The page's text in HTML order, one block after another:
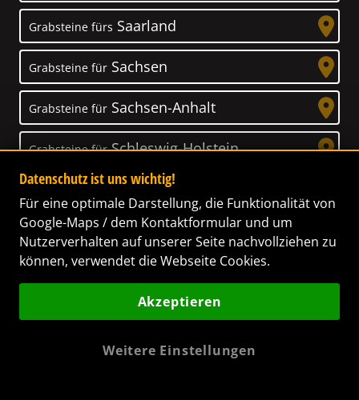
Grabsteine fürs Saarland
Grabsteine für Sachsen
Grabsteine für Sachsen-Anhalt
Grabsteine fürSchleswig-Holstein
Thüringen
es uns zur Aufgabe gemacht, Ihnen dabei zu
Datenschutz ist uns wichtig!
Für eine optimale Darstellung, die Funktionalität von
Google-Maps / dem Kontaktformular und um
Nutzerverhalten auf unserer Seite nachvollziehen zu
können, verwendet die Webseite Cookies.
Akzeptieren
Weitere Einstellungen